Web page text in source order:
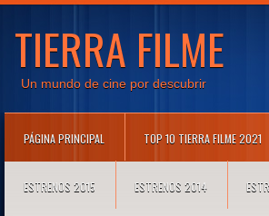
TIERRA FILME
Un mundo de cine por descubrir
PÁGINA PRINCIPAL TOP 10 TIERRA FILME 2021
ESTRENOS 2015 ESTRENOS 2014